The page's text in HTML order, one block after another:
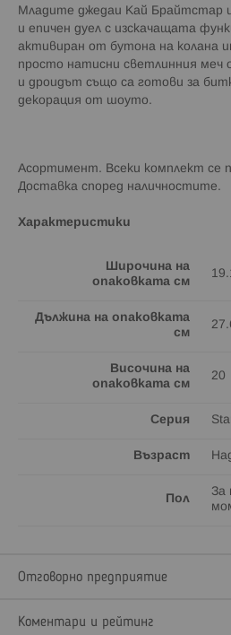
Младите джедаи Кай Брайтстар
и епичен дуел с изскачащата
активиран от бутона на колана
просто натисни светлинния меч
и дроидът също са готови за
декорация от шоуто.
Асортимент. Всеки комплект се
Доставка според наличностите.
Характеристики
Широчина на
опаковката см
Дължина на опаковката
см
Височина на
опаковката см
20
Серия
Възраст
Пол
За
Отговорно предприятие
Коментари и рейтинг